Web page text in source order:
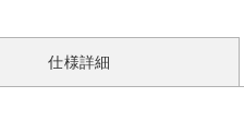
仕様詳細